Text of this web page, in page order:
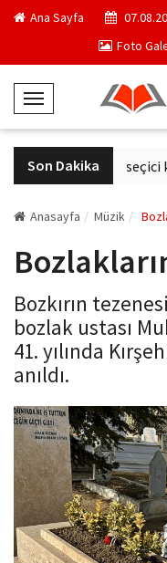
Ana Sayfa
Foto
T
o
g
g
e
a
i
g
a
t
o
n
Son Dakika
Derviş Zaim seçici
Anasayfa Müzik
Bozkırın
bozlak ustası
41. yılında
anıldı.